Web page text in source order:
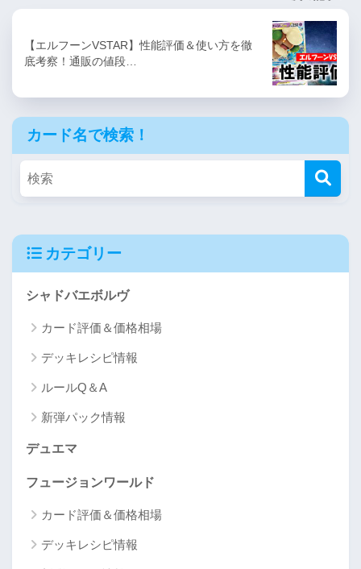
【エルフーンVSTAR】性能評価＆使い方を徹
底考察！通販の値段…
カード名で検索！
カテゴリー
シャドバエボルヴ
カード評価＆価格相場
デッキレシピ情報
ルールQ＆A
新弾パック情報
デュエマ
フュージョンワールド
カード評価＆価格相場
デッキレシピ情報